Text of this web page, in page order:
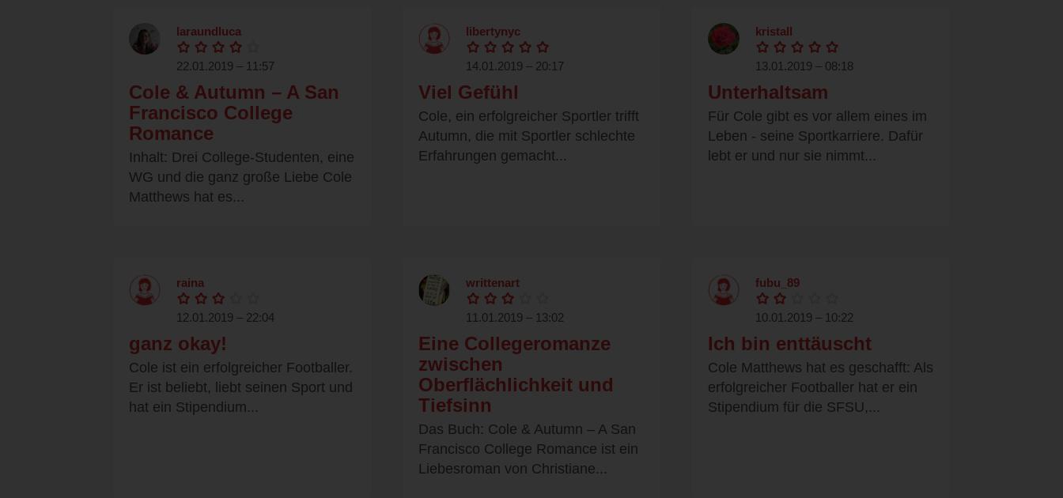
laraundluca
22.01.2019 – 11:57
Cole & Autumn – A San
Francisco College
Romance
Inhalt: Drei College-Studenten, eine
WG und die ganz große Liebe Cole
Matthews hat es...
libertynyc
14.01.2019 – 20:17
Viel Gefühl
Cole, ein erfolgreicher Sportler trifft
Autumn, die mit Sportler schlechte
Erfahrungen gemacht...
kristall
13.01.2019 – 08:18
Unterhaltsam
Für Cole gibt es vor allem eines im
Leben - seine Sportkarriere. Dafür
lebt er und nur sie nimmt...
raina
12.01.2019 – 22:04
ganz okay!
Cole ist ein erfolgreicher Footballer.
Er ist beliebt, liebt seinen Sport und
hat ein Stipendium...
writtenart
11.01.2019 – 13:02
Eine Collegeromanze
zwischen
Oberflächlichkeit und
Tiefsinn
Das Buch: Cole & Autumn – A San
Francisco College Romance ist ein
Liebesroman von Christiane...
fubu_89
10.01.2019 – 10:22
Ich bin enttäuscht
Cole Matthews hat es geschafft: Als
erfolgreicher Footballer hat er ein
Stipendium für die SFSU,...